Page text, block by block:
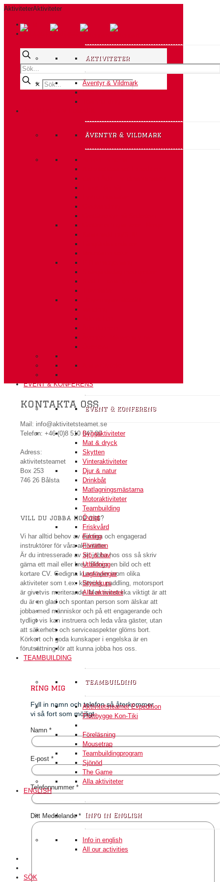
AktiviteterAktiviteter
HEM
AKTIVITETER A-Ö
Aktiviteter
Äventyr & Vildmark
Event & Konferens
äventyr & vildmark
EVENT & KONFERENS
event & konferens
Byggaktiviteter
Mat & dryck
Skytten
Vinteraktiviteter
Djur & natur
Drinkbåt
Matlagningsmästarna
Motoraktiviteter
Teambuilding
Övrigt
Friskvård
Firning
Förrätten
Sjö & hav
Utbildning
Lagtävlingar
Styckkurs
Alla aktiviteter
TEAMBUILDING
teambuilding
Aktivitetsteamet Expedition
Flottbygge Kon-Tiki
Föreläsning
Mousetrap
Teambuildingprogram
Sjönöd
The Game
Alla aktiviteter
ENGLISH
Info in English
Info in english
All our activities
SÖK
✕
kontakta oss
Mail: info@aktivitetsteamet.se
Telefon: +46 (0)8 510 647 00
Adress:
aktivitetsteamet
Box 253
746 26 Bålsta
vill du jobba hos oss?
Vi har alltid behov av duktiga och engagerad
instruktörer för våra aktiviteter.
Är du intresserade av att jobba hos oss så skriv
gärna ett mail eller brev. Bifoga en bild och ett
kortare CV. Gedigna kunskaper inom olika
aktiviteter som t.ex. klättring, paddling, motorsport
är givetvis meriterande. Men minst lika viktigt är att
du är en glad och spontan person som älskar att
jobba med människor och på ett engagerande och
tydligt vis kan instruera och leda våra gäster, utan
att säkerhets och serviceaspekter glöms bort.
Körkort och goda kunskaper i engelska är en
förutsättning för att kunna jobba hos oss.
ring mig
Fyll in namn och telefon så återkommer
vi så fort som möjligt.
Namn *
E-post *
Telefonnummer *
Ditt Meddelande *